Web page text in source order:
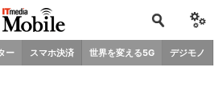
ー スマホ決済 世界を変える5G デジモノ